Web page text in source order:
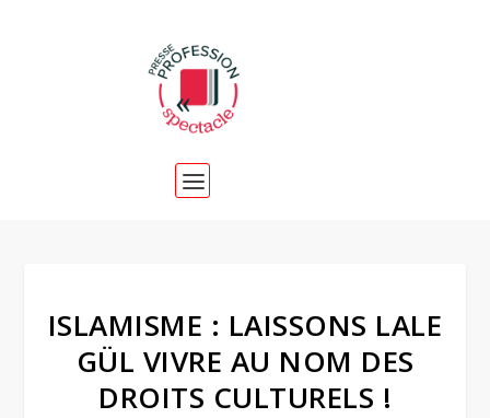
ISLAMISME : LAISSONS LALE
GÜL VIVRE AU NOM DES
DROITS CULTURELS !